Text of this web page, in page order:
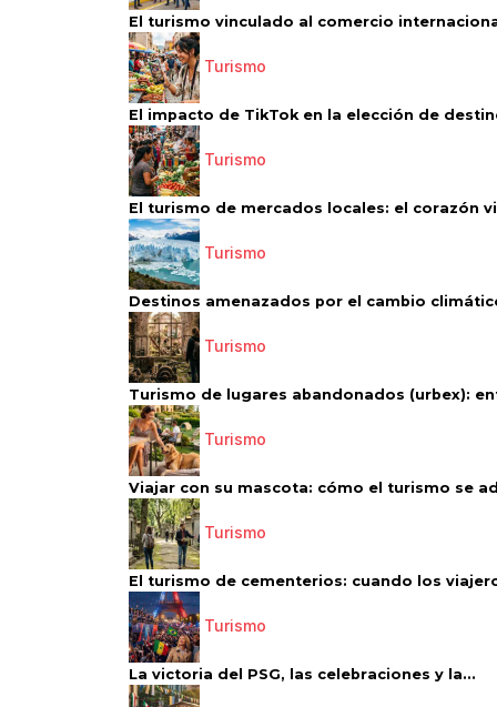
El turismo vinculado al comercio
Turismo
El impacto de TikTok en la elección de
Turismo
El turismo de mercados locales: el corazón
Turismo
Destinos amenazados por el cambio
Turismo
Turismo de lugares abandonados (urbex):
Turismo
Viajar con su mascota: cómo el turismo se
Turismo
El turismo de cementerios: cuando los
Turismo
La victoria del PSG, las celebraciones y la...